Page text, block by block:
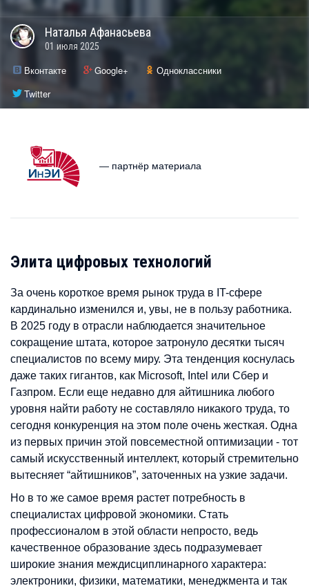
Наталья Афанасьева
01 июля 2025
Вконтакте Google+
Одноклассники
Twitter
— партнёр материала
Элита цифровых технологий
За очень короткое время рынок труда в IT-сфере
кардинально изменился и, увы, не в пользу работника.
В 2025 году в отрасли наблюдается значительное
сокращение штата, которое затронуло десятки тысяч
специалистов по всему миру. Эта тенденция коснулась
даже таких гигантов, как Microsoft, Intel или Сбер и
Газпром. Если еще недавно для айтишника любого
уровня найти работу не составляло никакого труда, то
сегодня конкуренция на этом поле очень жесткая. Одна
из первых причин этой повсеместной оптимизации - тот
самый искусственный интеллект, который стремительно
вытесняет “айтишников”, заточенных на узкие задачи.
Но в то же самое время растет потребность в
специалистах цифровой экономики. Стать
профессионалом в этой области непросто, ведь
качественное образование здесь подразумевает
широкие знания междисциплинарного характера:
электроники, физики, математики, менеджмента и так